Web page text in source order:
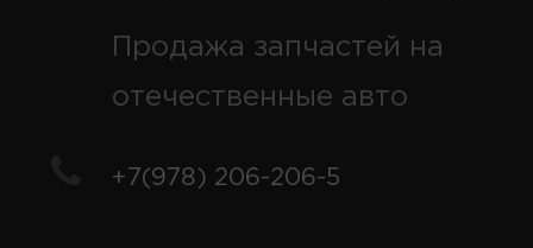
Продажа запчастей на
отечественные авто
+7(978) 206-206-5